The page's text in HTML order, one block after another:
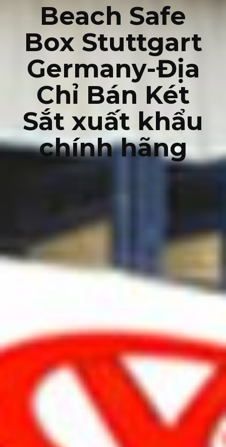
Beach Safe
Box Stuttgart
Germany-Địa
Chỉ Bán Két
Sắt xuất khẩu
chính hãng